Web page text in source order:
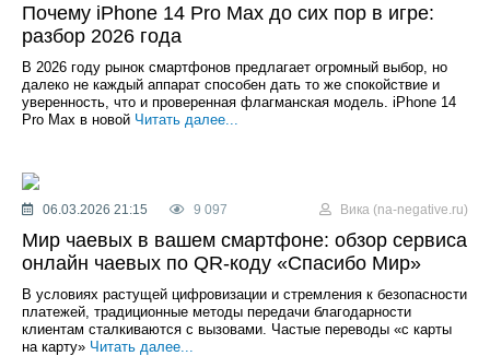
Почему iPhone 14 Pro Max до сих пор в игре:
разбор 2026 года
В 2026 году рынок смартфонов предлагает огромный выбор, но
далеко не каждый аппарат способен дать то же спокойствие и
уверенность, что и проверенная флагманская модель. iPhone 14
Pro Max в новой Читать далее...
06.03.2026 21:15 9 097 Вика (na-negative.ru)
Мир чаевых в вашем смартфоне: обзор сервиса
онлайн чаевых по QR-коду «Спасибо Мир»
В условиях растущей цифровизации и стремления к безопасности
платежей, традиционные методы передачи благодарности
клиентам сталкиваются с вызовами. Частые переводы «с карты
на карту» Читать далее...